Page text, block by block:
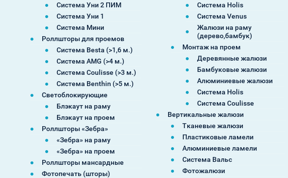
Система Уни 2 ПИМ
Система Уни 1
Система Мини
Роллшторы для проемов
Система Besta (>1,6 м.)
Система AMG (>4 м.)
Система Coulisse (>3 м.)
Система Benthin (>5 м.)
Светоблокирующие
Блэкаут на раму
Блэкаут на проем
Роллшторы «Зебра»
«Зебра» на раму
«Зебра» на проем
Роллшторы мансардные
Фотопечать (шторы)
Система Holis
Система Venus
Жалюзи на раму
(дерево,бамбук)
Монтаж на проем
Деревянные жалюзи
Бамбуковые жалюзи
Алюминиевые жалюзи
Система Holis
Система Coulisse
Вертикальные жалюзи
Тканевые жалюзи
Пластиковые ламели
Алюминиевые ламели
Система Вальс
Фотожалюзи